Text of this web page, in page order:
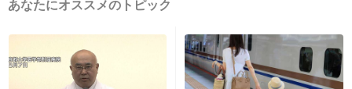
10. 匿名 2013/03/26(火) 12:13:17
めっちゃ食べたい。でも太りそう～ｗ
+29 -2
あなたにオススメのトピック